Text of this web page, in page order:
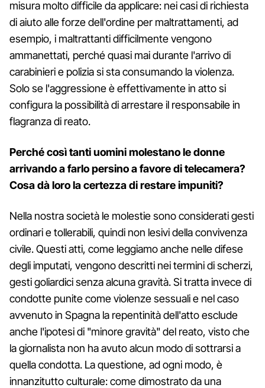
misura molto difficile da applicare: nei casi di richiesta
di aiuto alle forze dell'ordine per maltrattamenti, ad
esempio, i maltrattanti difficilmente vengono
ammanettati, perché quasi mai durante l'arrivo di
carabinieri e polizia si sta consumando la violenza.
Solo se l'aggressione è effettivamente in atto si
configura la possibilità di arrestare il responsabile in
flagranza di reato.
Perché così tanti uomini molestano le donne
arrivando a farlo persino a favore di telecamera?
Cosa dà loro la certezza di restare impuniti?
Nella nostra società le molestie sono considerati gesti
ordinari e tollerabili, quindi non lesivi della convivenza
civile. Questi atti, come leggiamo anche nelle difese
degli imputati, vengono descritti nei termini di scherzi,
gesti goliardici senza alcuna gravità. Si tratta invece di
condotte punite come violenze sessuali e nel caso
avvenuto in Spagna la repentinità dell'atto esclude
anche l'ipotesi di "minore gravità" del reato, visto che
la giornalista non ha avuto alcun modo di sottrarsi a
quella condotta. La questione, ad ogni modo, è
innanzitutto culturale: come dimostrato da una